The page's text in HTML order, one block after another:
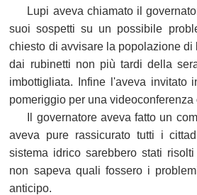
Lupi aveva chiamato il
suoi sospetti su un possibile
chiesto di avvisare la popolazione di
dai rubinetti non più tardi della
imbottigliata. Infine l'aveva invitato
pomeriggio per una videoconferenza
Il governatore aveva fatto un
aveva pure rassicurato tutti i
sistema idrico sarebbero stati
non sapeva quali fossero i
anticipo.